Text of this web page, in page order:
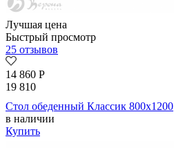
Лучшая цена
Быстрый просмотр
25 отзывов
14 860 Р
19 810
Стол обеденный Классик 800х1200
в наличии
Купить